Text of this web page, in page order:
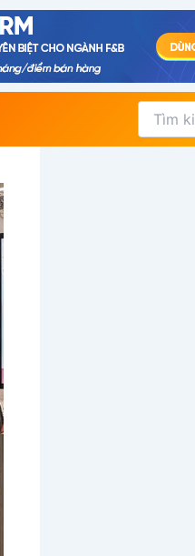
Tìm
kiếm